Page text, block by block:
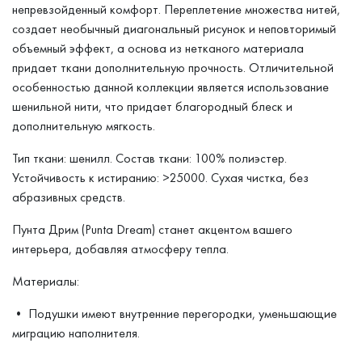
непревзойденный комфорт. Переплетение множества нитей,
создает необычный диагональный рисунок и неповторимый
объемный эффект, а основа из нетканого материала
придает ткани дополнительную прочность. Отличительной
особенностью данной коллекции является использование
шенильной нити, что придает благородный блеск и
дополнительную мягкость.
Тип ткани: шенилл. Состав ткани: 100% полиэстер.
Устойчивость к истиранию: >25000. Сухая чистка, без
абразивных средств.
Пунта Дрим (Punta Dream) станет акцентом вашего
интерьера, добавляя атмосферу тепла.
Материалы:
• Подушки имеют внутренние перегородки, уменьшающие
миграцию наполнителя.